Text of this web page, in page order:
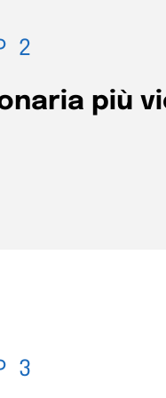
2
più
3